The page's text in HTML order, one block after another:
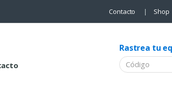
Contacto Shop
Rastrea tu